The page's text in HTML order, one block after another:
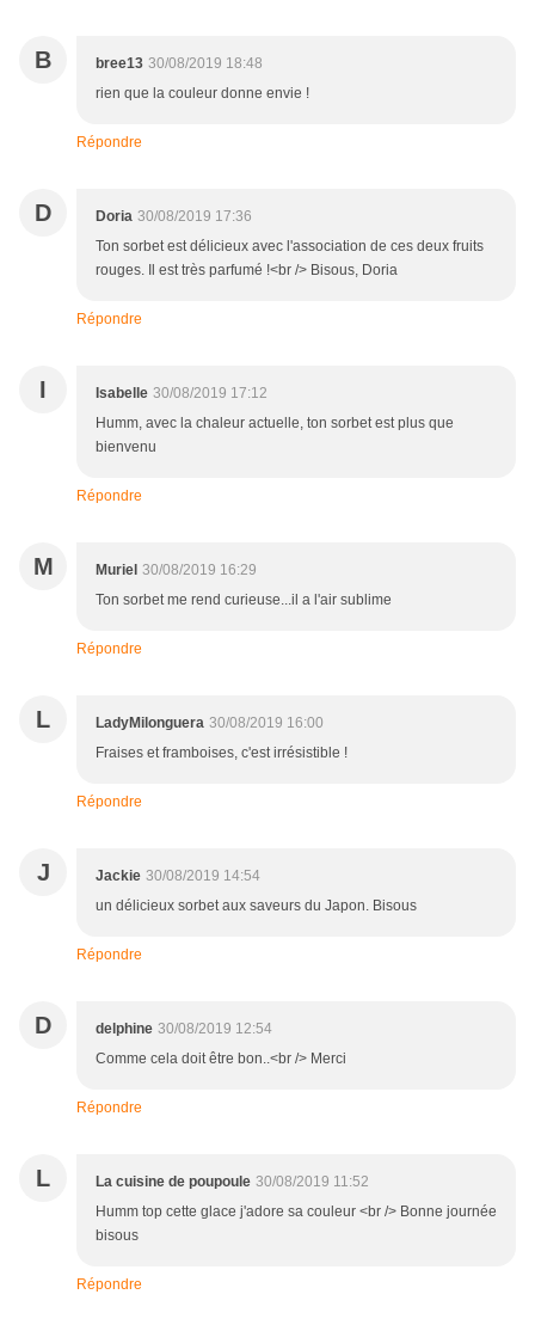
B bree13 30/08/2019 18:48
rien que la couleur donne envie !
Répondre
D Doria 30/08/2019 17:36
Ton sorbet est délicieux avec l'association de ces deux fruits
rouges. Il est très parfumé !<br /> Bisous, Doria
Répondre
I Isabelle 30/08/2019 17:12
Humm, avec la chaleur actuelle, ton sorbet est plus que
bienvenu
Répondre
M Muriel 30/08/2019 16:29
Ton sorbet me rend curieuse...il a l'air sublime
Répondre
L LadyMilonguera 30/08/2019 16:00
Fraises et framboises, c'est irrésistible !
Répondre
J Jackie 30/08/2019 14:54
un délicieux sorbet aux saveurs du Japon. Bisous
Répondre
D delphine 30/08/2019 12:54
Comme cela doit être bon..<br /> Merci
Répondre
L La cuisine de poupoule 30/08/2019 11:52
Humm top cette glace j'adore sa couleur <br /> Bonne journée
bisous
Répondre